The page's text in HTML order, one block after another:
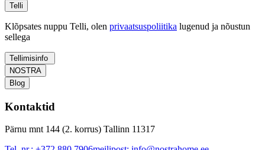
Telli
Klõpsates nuppu Telli, olen privaatsuspoliitika lugenud ja nõustun
sellega
Tellimisinfo
NOSTRA
Blog
Kontaktid
Pärnu mnt 144 (2. korrus) Tallinn 11317